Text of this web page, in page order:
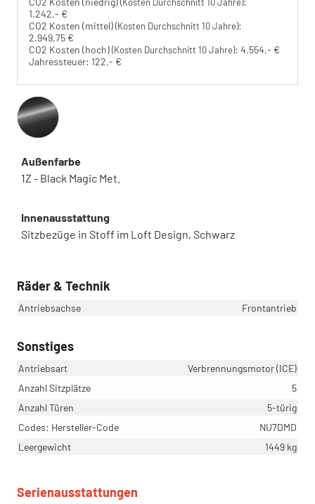
1.242,- €
CO2 Kosten (mittel)(Kosten Durchschnitt 10 Jahre):
2.949,75 €
CO2 Kosten (hoch)(Kosten Durchschnitt 10 Jahre): 4.554,- €
Jahressteuer: 122,- €
Außenfarbe
1Z - Black Magic Met.
Innenausstattung
Sitzbezüge in Stoff im Loft Design, Schwarz
Räder & Technik
Antriebsachse Frontantrieb
Sonstiges
Antriebsart
Verbrennungsmotor (ICE)
Anzahl Sitzplätze
5
Anzahl Türen
5-türig
Codes: Hersteller-Code
NU7DMD
Leergewicht
1449 kg
Serienausstattungen